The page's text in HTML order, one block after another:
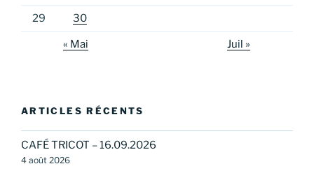
29 30
« Mai Juil »
ARTICLES RÉCENTS
CAFÉ TRICOT – 16.09.2026
4 août 2026